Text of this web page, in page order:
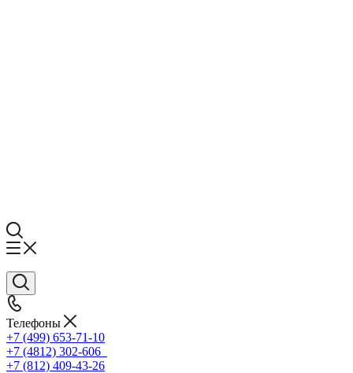
Телефоны
+7 (499) 653-71-10
+7 (4812) 302-606
+7 (812) 409-43-26